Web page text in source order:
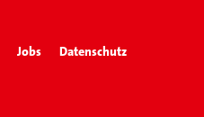
Jobs
Datenschutz